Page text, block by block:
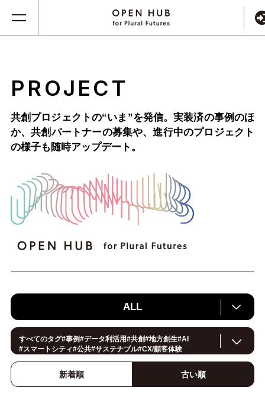
PROJECT
共創プロジェクトの“いま”を発信。実装済の事例のほ
か、共創パートナーの募集や、進行中のプロジェクト
の様子も随時アップデート。
ALL
すべてのタグ#事例#データ利活用#共創#地方創生#AI
#スマートシティ#公共#サステナブル#CX/顧客体験
イノベーション#IoT
スマートファクトリー
スマートライフ
新着順 古い順